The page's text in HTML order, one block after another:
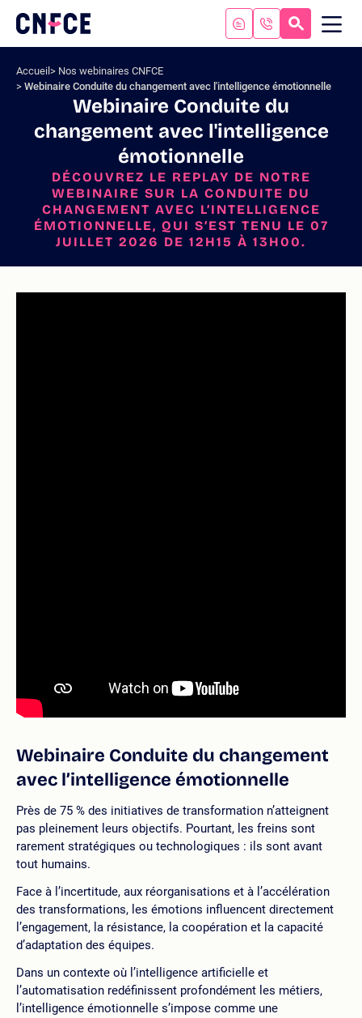
contenu
Logo
site
Accueil
Nos webinaires CNFCE
Webinaire Conduite du changement avec l'intelligence émotionnelle
Webinaire Conduite du
changement avec l'intelligence
émotionnelle
DÉCOUVREZ LE REPLAY DE NOTRE
WEBINAIRE SUR LA CONDUITE DU
CHANGEMENT AVEC L’INTELLIGENCE
ÉMOTIONNELLE, QUI S’EST TENU LE 07
JUILLET 2026 DE 12H15 À 13H00.
Webinaire Conduite du changement
avec l’intelligence émotionnelle
Près de 75 % des initiatives de transformation n’atteignent
pas pleinement leurs objectifs. Pourtant, les freins sont
rarement stratégiques ou technologiques : ils sont avant
tout humains.
Face à l’incertitude, aux réorganisations et à l’accélération
des transformations, les émotions influencent directement
l’engagement, la résistance, la coopération et la capacité
d’adaptation des équipes.
Dans un contexte où l’intelligence artificielle et
l’automatisation redéfinissent profondément les métiers,
l’intelligence émotionnelle s’impose comme une